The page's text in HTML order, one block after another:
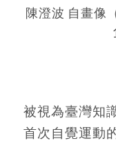
陳澄波 自畫像
被視為臺灣知
首次自覺運動